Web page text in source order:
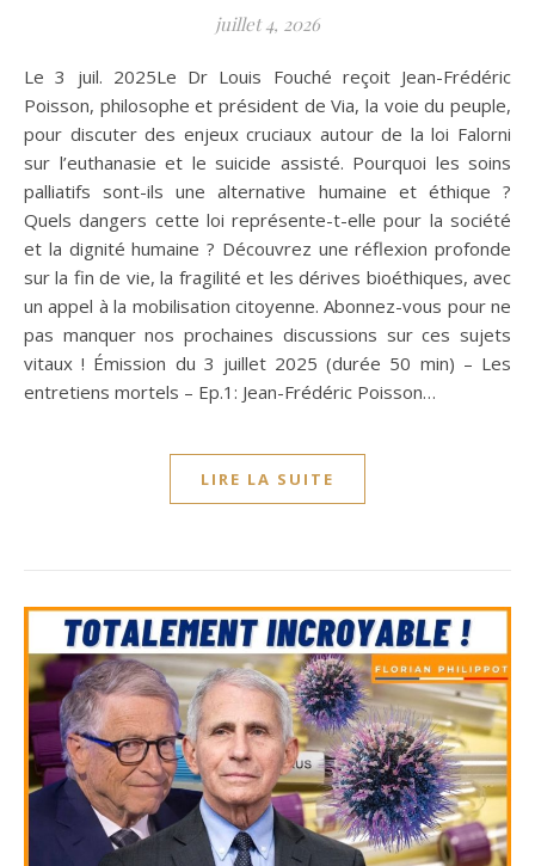
juillet 4, 2026
Le 3 juil. 2025Le Dr Louis Fouché reçoit Jean-Frédéric
Poisson, philosophe et président de Via, la voie du peuple,
pour discuter des enjeux cruciaux autour de la loi Falorni
sur l’euthanasie et le suicide assisté. Pourquoi les soins
palliatifs sont-ils une alternative humaine et éthique ?
Quels dangers cette loi représente-t-elle pour la société
et la dignité humaine ? Découvrez une réflexion profonde
sur la fin de vie, la fragilité et les dérives bioéthiques, avec
un appel à la mobilisation citoyenne. Abonnez-vous pour ne
pas manquer nos prochaines discussions sur ces sujets
vitaux ! Émission du 3 juillet 2025 (durée 50 min) – Les
entretiens mortels – Ep.1: Jean-Frédéric Poisson…
LIRE LA SUITE